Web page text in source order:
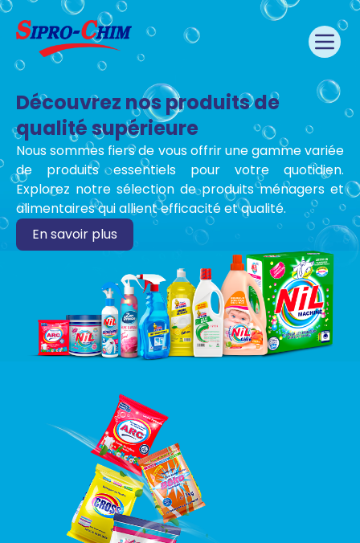
Découvrez nos produits de
qualité supérieure
Nous sommes fiers de vous offrir une gamme variée
de produits essentiels pour votre quotidien.
Explorez notre sélection de produits ménagers et
alimentaires qui allient efficacité et qualité.
En savoir plus